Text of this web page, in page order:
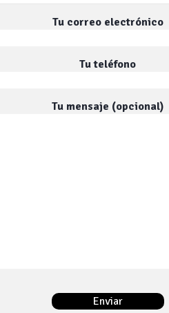
Tu correo electrónico
Tu teléfono
Tu mensaje (opcional)